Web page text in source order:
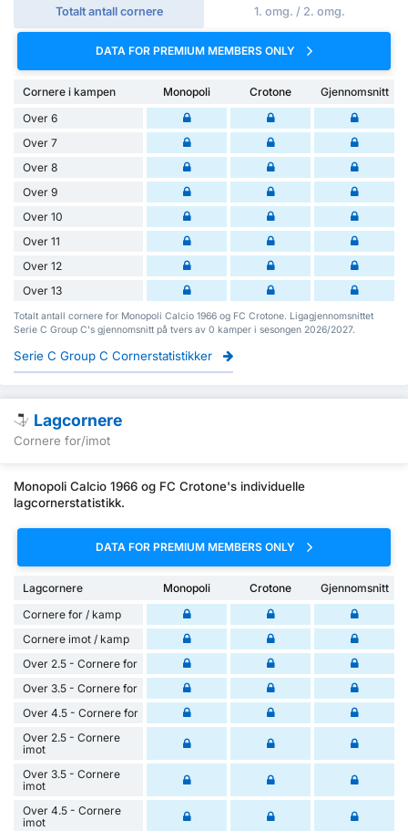
Totalt antall cornere 1. omg. / 2. omg.
DATA FOR PREMIUM MEMBERS ONLY
Cornere i kampen Monopoli Crotone
Gjennomsnitt
Over 6
Over 7
Over 8
Over 9
Over 10
Over 11
Over 12
Over 13
Totalt antall cornere for Monopoli Calcio 1966 og FC Crotone. Ligagjennomsnittet
Serie C Group C's gjennomsnitt på tvers av 0 kamper i sesongen 2026/2027.
Serie C Group C Cornerstatistikker
Lagcornere
Cornere for/imot
Monopoli Calcio 1966 og FC Crotone's individuelle
lagcornerstatistikk.
DATA FOR PREMIUM MEMBERS ONLY
Lagcornere Monopoli Crotone
Gjennomsnitt
Cornere for / kamp
Cornere imot / kamp
Over 2.5 - Cornere for
Over 3.5 - Cornere for
Over 4.5 - Cornere for
Over 2.5 - Cornere
imot
Over 3.5 - Cornere
imot
Over 4.5 - Cornere
imot